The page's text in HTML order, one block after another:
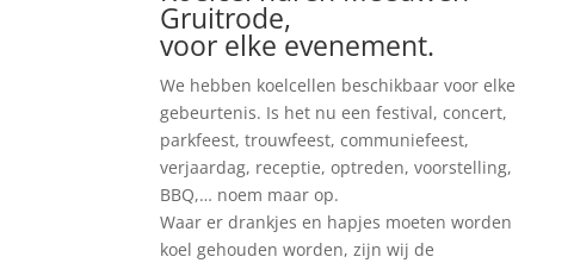
Gruitrode,
voor elke evenement.
We hebben koelcellen beschikbaar voor elke
gebeurtenis. Is het nu een festival, concert,
parkfeest, trouwfeest, communiefeest,
verjaardag, receptie, optreden, voorstelling,
BBQ,… noem maar op.
Waar er drankjes en hapjes moeten worden
koel gehouden worden, zijn wij de